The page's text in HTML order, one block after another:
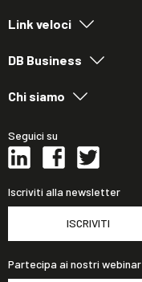
Link veloci
DB Business
Chi siamo
Seguici su
Iscriviti alla newsletter
ISCRIVITI
Partecipa ai nostri webinar